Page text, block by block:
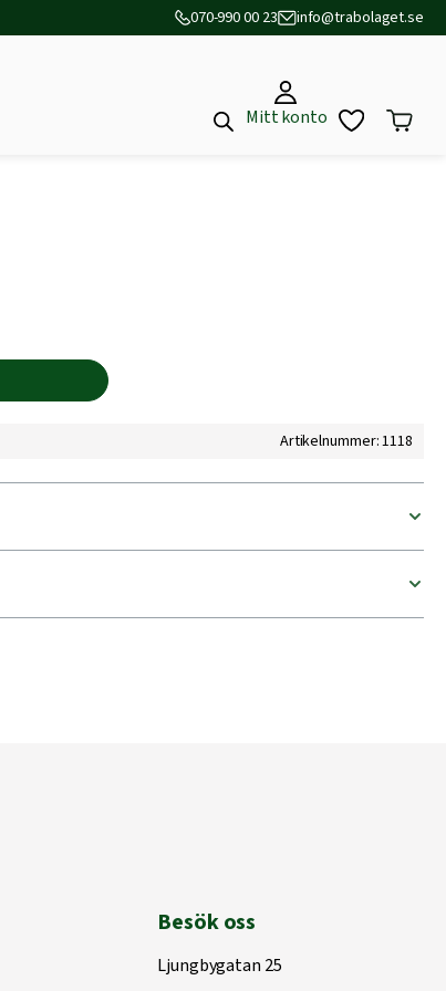
070-990 00 23 info@trabolaget.se
Mitt konto
Artikelnummer: 1118
Besök oss
Ljungbygatan 25